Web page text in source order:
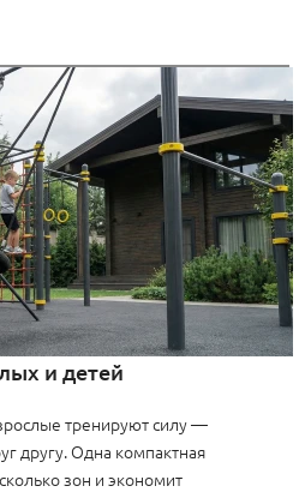
и детей
тренируют силу —
другу. Одна компактная
зон и экономит